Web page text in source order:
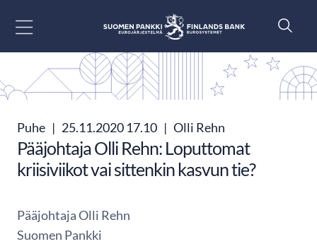
Puhe | 25.11.2020 17.10 | Olli Rehn
Pääjohtaja Olli Rehn: Loputtomat
kriisiviikot vai sittenkin kasvun tie?
Pääjohtaja Olli Rehn
Suomen Pankki